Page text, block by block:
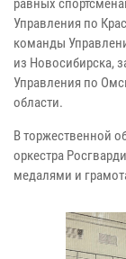
равных
Управления по
команды
из Новосибирска,
Управления по
области.
В торжественной
оркестра
медалями и